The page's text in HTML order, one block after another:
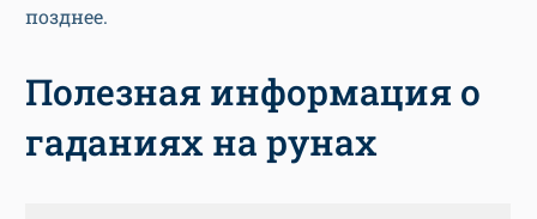
позднее.
Полезная информация о
гаданиях на рунах